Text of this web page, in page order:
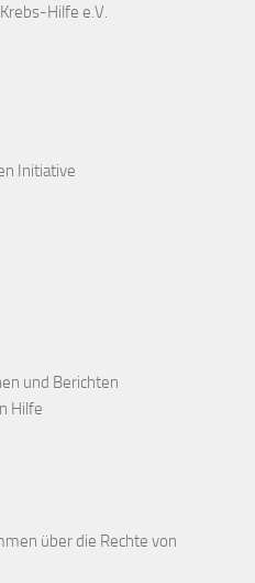
Hilfe e.V.
Initiative
und Berichten
Hilfe
über die Rechte von